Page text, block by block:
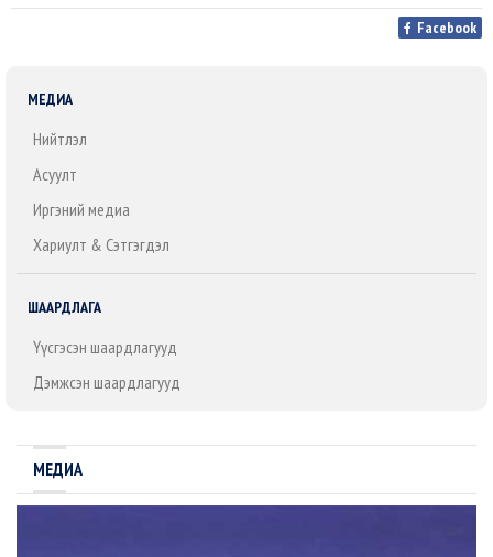
Facebook
МЕДИА
Нийтлэл
Асуулт
Иргэний медиа
Хариулт & Сэтгэгдэл
ШААРДЛАГА
Үүсгэсэн шаардлагууд
Дэмжсэн шаардлагууд
МЕДИА